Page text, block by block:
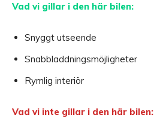
Vad vi gillar i den här bilen:
Snyggt utseende
Snabbladdningsmöjligheter
Rymlig interiör
Vad vi inte gillar i den här bilen: